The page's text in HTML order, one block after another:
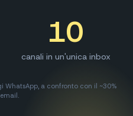
canali in un'unica inbox
10
WhatsApp, a confronto con il ~30%